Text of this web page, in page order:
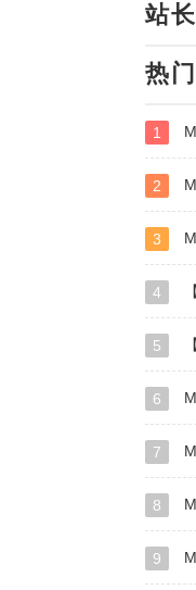
站
热
1
2
3
4
5
6
7
8
9